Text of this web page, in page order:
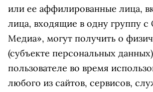
или ее аффилированные лица,
лица, входящие в одну группу
Медиа», могут получить о
(субъекте персональных
пользователе во время
любого из сайтов, сервисов,